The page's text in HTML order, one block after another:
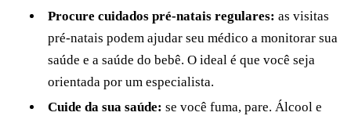
Procure cuidados pré-natais regulares: as visitas
pré-natais podem ajudar seu médico a monitorar sua
saúde e a saúde do bebê. O ideal é que você seja
orientada por um especialista.
Cuide da sua saúde: se você fuma, pare. Álcool e